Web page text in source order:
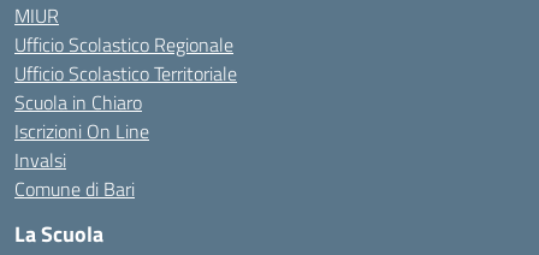
MIUR
Ufficio Scolastico Regionale
Ufficio Scolastico Territoriale
Scuola in Chiaro
Iscrizioni On Line
Invalsi
Comune di Bari
La Scuola